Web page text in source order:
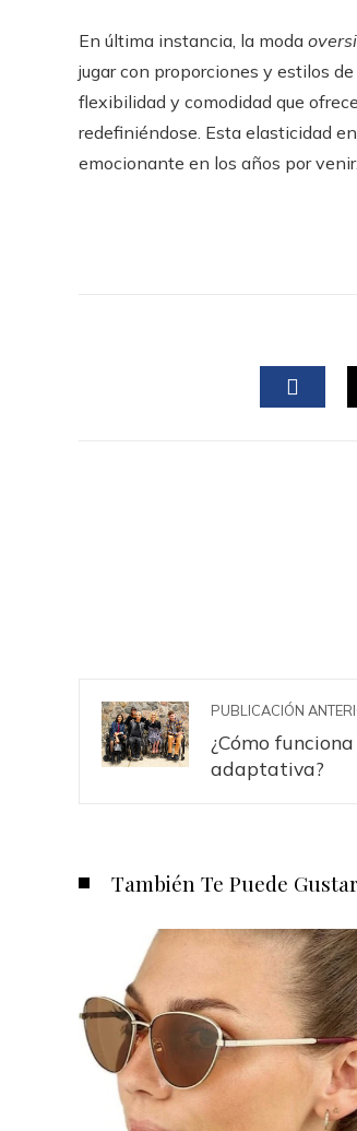
En última instancia, la moda
jugar con proporciones y estilos
flexibilidad y comodidad que
redefiniéndose. Esta elasticidad
emocionante en los años por venir.
PUBLICACIÓN
¿Cómo
adaptativa?
También Te Puede Gustar